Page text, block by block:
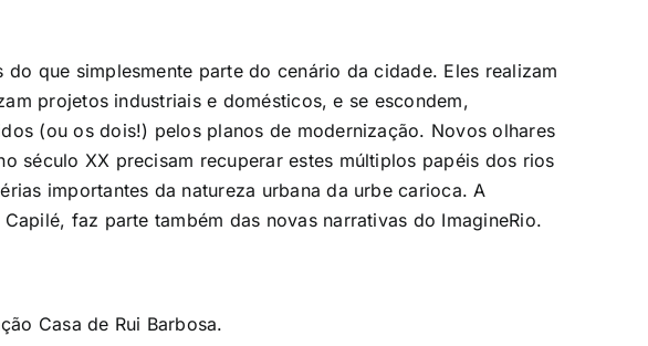
que simplesmente parte do cenário da cidade. Eles realizam
projetos industriais e domésticos, e se escondem,
(ou os dois!) pelos planos de modernização. Novos olhares
século XX precisam recuperar estes múltiplos papéis dos rios
importantes da natureza urbana da urbe carioca. A
faz parte também das novas narrativas do ImagineRio.
Casa de Rui Barbosa.